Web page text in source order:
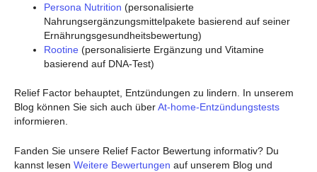
Persona Nutrition (personalisierte
Nahrungsergänzungsmittelpakete basierend auf seiner
Ernährungsgesundheitsbewertung)
Rootine (personalisierte Ergänzung und Vitamine
basierend auf DNA-Test)
Relief Factor behauptet, Entzündungen zu lindern. In unserem
Blog können Sie sich auch überAt-home-Entzündungstests
informieren.
Fanden Sie unsere Relief Factor Bewertung informativ? Du
kannst lesen Weitere Bewertungen auf unserem Blog und